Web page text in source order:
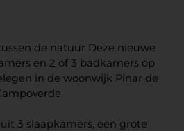
de natuur Deze nieuwe
en 2 of 3 badkamers op
in de woonwijk Pinar de
uit 3 slaapkamers, een grote